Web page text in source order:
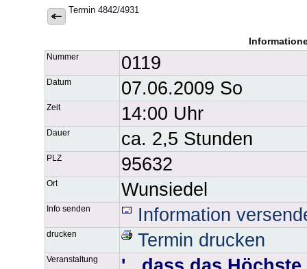
Termin 4842/4931
Nummer 0119
Datum 07.06.2009 So
Zeit 14:00 Uhr
Dauer ca. 2,5 Stunden
PLZ 95632
Ort Wunsiedel
Info senden Information
drucken Termin drucken
Veranstaltung